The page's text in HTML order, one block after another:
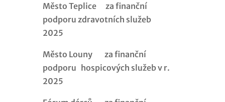
Město Teplice za finanční
podporu zdravotních služeb
2025
Město Louny za finanční
podporu hospicových služeb v r.
2025